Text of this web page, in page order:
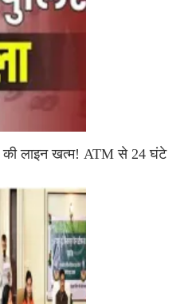
लाइन खत्म! ATM से 24 घंटे